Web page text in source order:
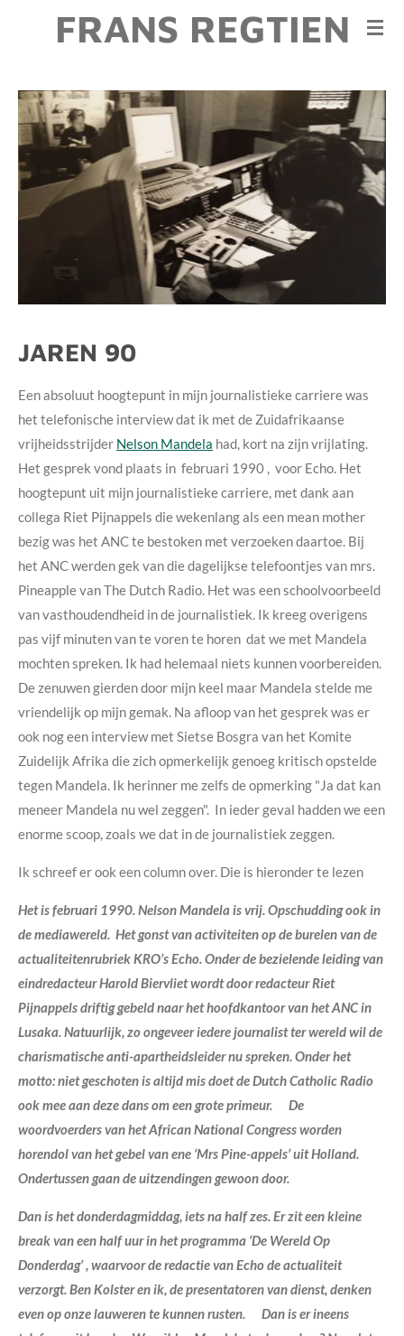
de
hoofdinhoud
FRANS REGTIEN
JAREN 90
Een absoluut hoogtepunt in mijn journalistieke carriere was
het telefonische interview dat ik met de Zuidafrikaanse
vrijheidsstrijder Nelson Mandela had, kort na zijn vrijlating.
Het gesprek vond plaats in februari 1990 , voor Echo. Het
hoogtepunt uit mijn journalistieke carriere, met dank aan
collega Riet Pijnappels die wekenlang als een mean mother
bezig was het ANC te bestoken met verzoeken daartoe. Bij
het ANC werden gek van die dagelijkse telefoontjes van mrs.
Pineapple van The Dutch Radio. Het was een schoolvoorbeeld
van vasthoudendheid in de journalistiek. Ik kreeg overigens
pas vijf minuten van te voren te horen dat we met Mandela
mochten spreken. Ik had helemaal niets kunnen voorbereiden.
De zenuwen gierden door mijn keel maar Mandela stelde me
vriendelijk op mijn gemak. Na afloop van het gesprek was er
ook nog een interview met Sietse Bosgra van het Komite
Zuidelijk Afrika die zich opmerkelijk genoeg kritisch opstelde
tegen Mandela. Ik herinner me zelfs de opmerking "Ja dat kan
meneer Mandela nu wel zeggen". In ieder geval hadden we een
enorme scoop, zoals we dat in de journalistiek zeggen.
Ik schreef er ook een column over. Die is hieronder te lezen
Het is februari 1990. Nelson Mandela is vrij. Opschudding ook in
de mediawereld. Het gonst van activiteiten op de burelen van de
actualiteitenrubriek KRO’s Echo. Onder de bezielende leiding van
eindredacteur Harold Biervliet wordt door redacteur Riet
Pijnappels driftig gebeld naar het hoofdkantoor van het ANC in
Lusaka. Natuurlijk, zo ongeveer iedere journalist ter wereld wil de
charismatische anti-apartheidsleider nu spreken. Onder het
motto: niet geschoten is altijd mis doet de Dutch Catholic Radio
ook mee aan deze dans om een grote primeur. De
woordvoerders van het African National Congress worden
horendol van het gebel van ene ‘Mrs Pine-appels’ uit Holland.
Ondertussen gaan de uitzendingen gewoon door.
Dan is het donderdagmiddag, iets na half zes. Er zit een kleine
break van een half uur in het programma ‘De Wereld Op
Donderdag’ , waarvoor de redactie van Echo de actualiteit
verzorgt. Ben Kolster en ik, de presentatoren van dienst, denken
even op onze lauweren te kunnen rusten. Dan is er ineens